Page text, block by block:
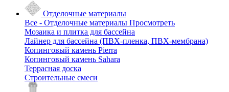
Отделочные материалы
Все - Отделочные материалы Просмотреть
Мозаика и плитка для бассейна
Лайнер для бассейна (ПВХ-пленка, ПВХ-мембрана)
Копинговый камень Pierra
Копинговый камень Sahara
Террасная доска
Строительные смеси